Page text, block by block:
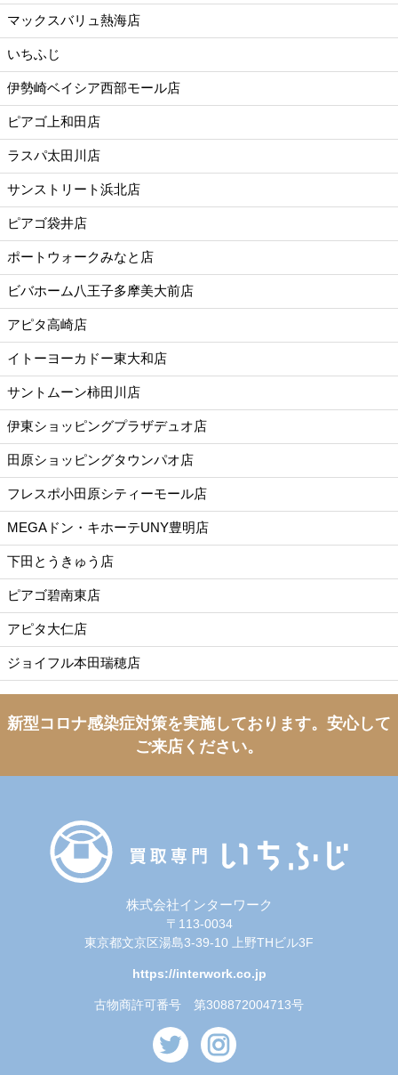
マックスバリュ熱海店
いちふじ
伊勢崎ベイシア西部モール店
ピアゴ上和田店
ラスパ太田川店
サンストリート浜北店
ピアゴ袋井店
ポートウォークみなと店
ビバホーム八王子多摩美大前店
アピタ高崎店
イトーヨーカドー東大和店
サントムーン柿田川店
伊東ショッピングプラザデュオ店
田原ショッピングタウンパオ店
フレスポ小田原シティーモール店
MEGAドン・キホーテUNY豊明店
下田とうきゅう店
ピアゴ碧南東店
アピタ大仁店
ジョイフル本田瑞穂店
新型コロナ感染症対策を実施しております。 安心して
ご来店ください。
株式会社インターワーク
〒113-0034
東京都文京区湯島3-39-10 上野THビル3F
https://interwork.co.jp
古物商許可番号 第308872004713号